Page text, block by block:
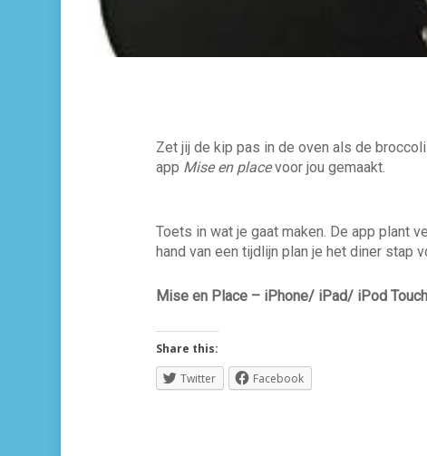
Zet jij de kip pas in de oven als de
app Mise en placevoor jou gemaakt.
Toets in wat je gaat maken. De app plant
hand van een tijdlijn plan je het diner stap
Mise en Place – iPhone/ iPad/ iPod
Share this:
Twitter
Facebook